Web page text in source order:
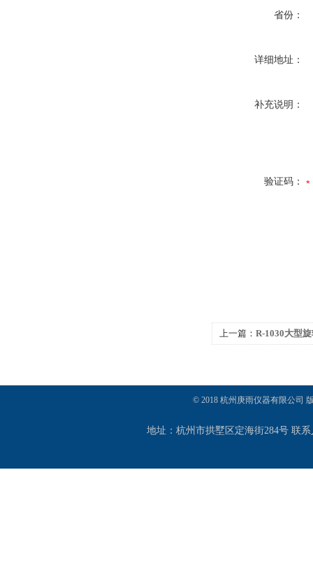
省份：
详细地址：
补充说明：
验证码：
上一篇： R-1030大型
© 2018 杭州庚雨仪器有限公司
地址：杭州市拱墅区定海街284号 联